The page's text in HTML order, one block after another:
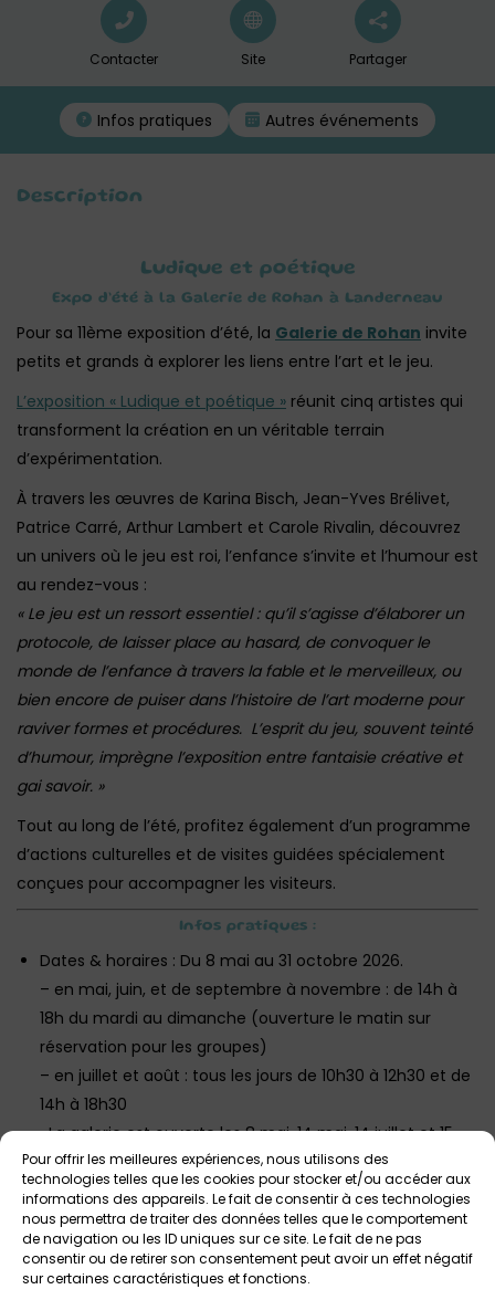
Pour offrir les meilleures expériences, nous utilisons des
technologies telles que les cookies pour stocker et/ou accéder aux
informations des appareils. Le fait de consentir à ces technologies
nous permettra de traiter des données telles que le comportement
de navigation ou les ID uniques sur ce site. Le fait de ne pas
consentir ou de retirer son consentement peut avoir un effet négatif
sur certaines caractéristiques et fonctions.
Contacter Site Partager
Infos pratiques Autres événements
Description
Ludique et poétique
Expo d’été à la Galerie de Rohan à Landerneau
Pour sa 11ème exposition d’été, la Galerie de Rohan invite
petits et grands à explorer les liens entre l’art et le jeu.
L’exposition « Ludique et poétique » réunit cinq artistes qui
transforment la création en un véritable terrain
d’expérimentation.
À travers les œuvres de Karina Bisch, Jean-Yves Brélivet,
Patrice Carré, Arthur Lambert et Carole Rivalin, découvrez
un univers où le jeu est roi, l’enfance s’invite et l’humour est
au rendez-vous :
« Le jeu est un ressort essentiel : qu’il s’agisse d’élaborer un
protocole, de laisser place au hasard, de convoquer le
monde de l’enfance à travers la fable et le merveilleux, ou
bien encore de puiser dans l’histoire de l’art moderne pour
raviver formes et procédures. L’esprit du jeu, souvent teinté
d’humour, imprègne l’exposition entre fantaisie créative et
gai savoir. »
Tout au long de l’été, profitez également d’un programme
d’actions culturelles et de visites guidées spécialement
conçues pour accompagner les visiteurs.
Infos pratiques :
Dates & horaires : Du 8 mai au 31 octobre 2026.
– en mai, juin, et de septembre à novembre : de 14h à
18h du mardi au dimanche (ouverture le matin sur
réservation pour les groupes)
– en juillet et août : tous les jours de 10h30 à 12h30 et de
14h à 18h30
-La galerie est ouverte les 8 mai, 14 mai, 14 juillet et 15
août aux horaires habituels.
Lieu : Galerie de Rohan, Place Saint-Thomas,
Landerneau.
Tarif : Gratuit pour tous.